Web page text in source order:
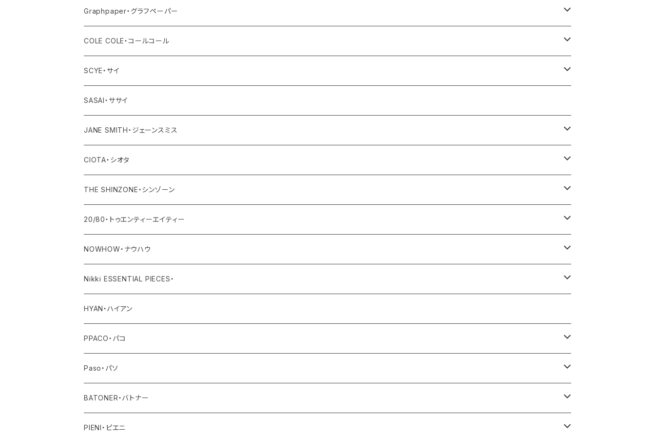
その他
ワンピース・サロペット
その他
ボトム
ワンピース・オールインワン
その他
トップス
ボトム
ワンピース・オールインワン
その他
アウター
トップス
ボトム
ワンピース・オールインワン
その他
Graphpaper・グラフペーパー
アウター
トップス
ボトム
ワンピース・オールインワン
その他
COLE COLE・コールコール
サンダル
SCYE・サイ
アウター
トップス
ボトム
ワンピース・サロペット
その他
SASAI・ササイ
JANE SMITH・ジェーンスミス
アウター
トップス
ボトム
ワンピース・サロペット
その他
CIOTA・シオタ
アウター
トップス
ボトム
ワンピース・サロペット
その他
THE SHINZONE・シンゾーン
アウター
トップス
ボトム
デニム
ワンピース・サロペット
その他
20/80・トゥエンティーエイティー
バッグ
その他
NOWHOW・ナウハウ
バッグ
その他
Nikki ESSENTIAL PIECES・
アウター
トップス
ボトム
ワンピース・オールインワン
その他
HYAN・ハイアン
PPACO・パコ
シューズ
Paso・パソ
ネックレス
ピアス
BATONER・バトナー
ニット
PIENI・ピエニ